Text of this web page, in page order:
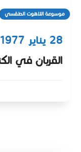
موسوعة اللاهوت الطقسي
28 يناير 1977
القربان في